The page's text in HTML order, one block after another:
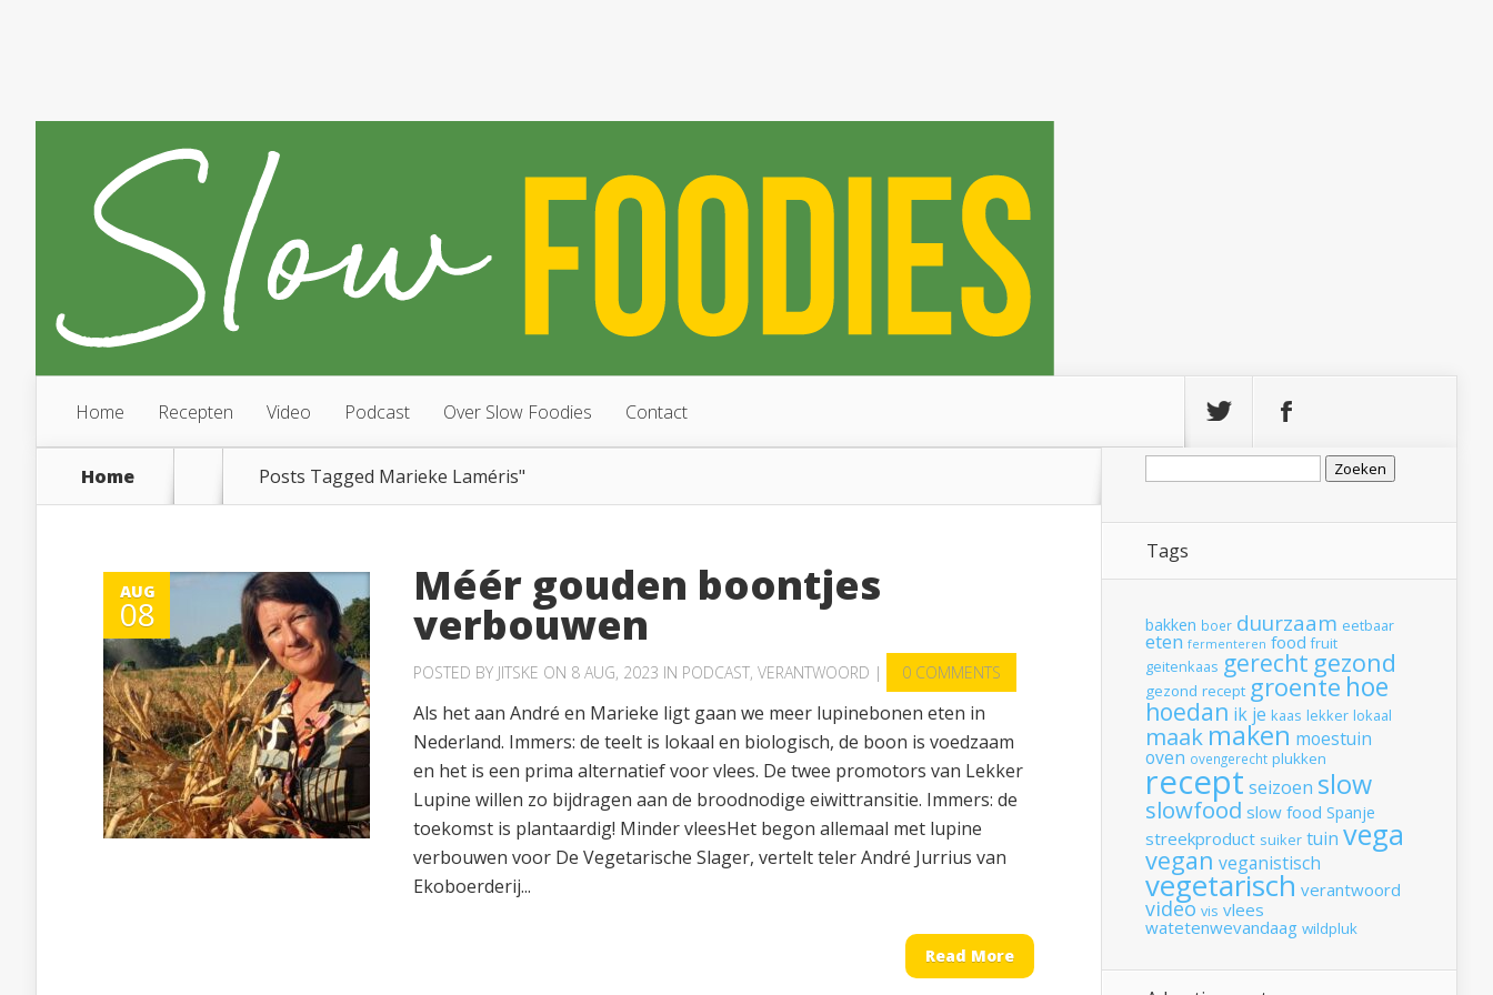
Home Recepten Video Podcast Over Slow Foodies Contact
Home Posts Tagged Marieke Laméris"
AUG
08
Méér gouden boontjes
verbouwen
POSTED BY JITSKE ON 8 AUG, 2023 IN PODCAST, VERANTWOORD | 0 COMMENTS
Als het aan André en Marieke ligt gaan we meer lupinebonen eten in
Nederland. Immers: de teelt is lokaal en biologisch, de boon is voedzaam
en het is een prima alternatief voor vlees. De twee promotors van Lekker
Lupine willen zo bijdragen aan de broodnodige eiwittransitie. Immers: de
toekomst is plantaardig! Minder vleesHet begon allemaal met lupine
verbouwen voor De Vegetarische Slager, vertelt teler André Jurrius van
Ekoboerderij...
Read More
Zoeken
Tags
bakken boer duurzaam eetbaar
eten fermenteren food fruit
geitenkaas gerecht gezond
gezond recept groente hoe
hoedan ik je kaas lekker lokaal
maak maken moestuin
oven ovengerecht plukken
recept seizoen slow
slowfood slow food Spanje
streekproduct suiker tuin vega
vegan veganistisch
vegetarisch verantwoord
video vis vlees
watetenwevandaag wildpluk